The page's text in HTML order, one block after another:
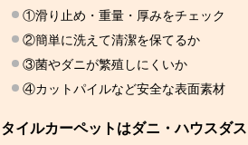
①滑り止め・重量・厚みをチェック
②簡単に洗えて清潔を保てるか
③菌やダニが繁殖しにくいか
④カットパイルなど安全な表面素材
タイルカーペットはダニ・ハウスダ